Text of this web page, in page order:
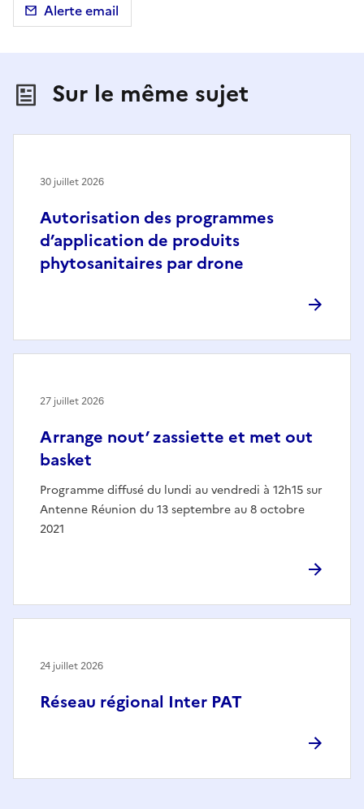
Alerte email
Sur le même sujet
Autorisation des programmes
d’application de produits
phytosanitaires par drone
30 juillet 2026
Arrange nout’ zassiette et met out
basket
Programme diffusé du lundi au vendredi à 12h15 sur
Antenne Réunion du 13 septembre au 8 octobre
2021
27 juillet 2026
Réseau régional Inter PAT
24 juillet 2026